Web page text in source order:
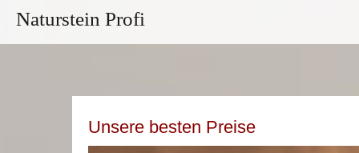
Naturstein Profi
Unsere besten Preise